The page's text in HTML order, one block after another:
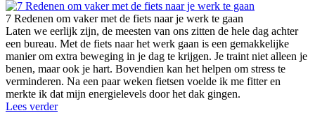
7 Redenen om vaker met de fiets naar je werk te gaan
Laten we eerlijk zijn, de meesten van ons zitten de hele dag achter
een bureau. Met de fiets naar het werk gaan is een gemakkelijke
manier om extra beweging in je dag te krijgen. Je traint niet alleen je
benen, maar ook je hart. Bovendien kan het helpen om stress te
verminderen. Na een paar weken fietsen voelde ik me fitter en
merkte ik dat mijn energielevels door het dak gingen.
Lees verder